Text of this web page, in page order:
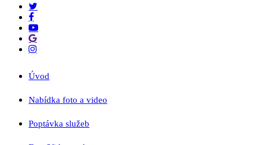
twitter
facebook
youtube
google-
plus
instagram
Menu
Úvod
Nabídka foto a video
Poptávka služeb